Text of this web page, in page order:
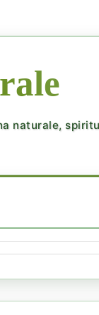
naturale,